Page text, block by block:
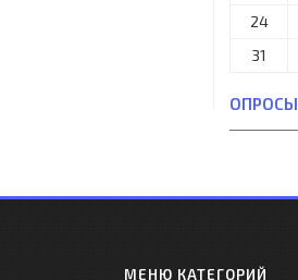
24
31
ОПРОСЫ
МЕНЮ КАТЕГОРИЙ